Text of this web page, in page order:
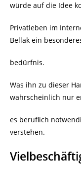
würde auf die Idee
Privatleben im
Bellak ein
bedürfnis.
Was ihn zu dieser
wahrscheinlich nur
es beruflich
verstehen.